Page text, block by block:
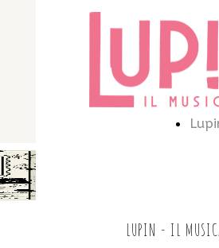
LUPIN - IL